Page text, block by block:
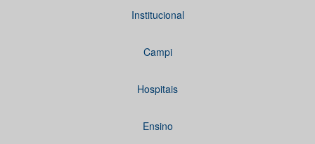
Institucional
Campi
Hospitais
Ensino